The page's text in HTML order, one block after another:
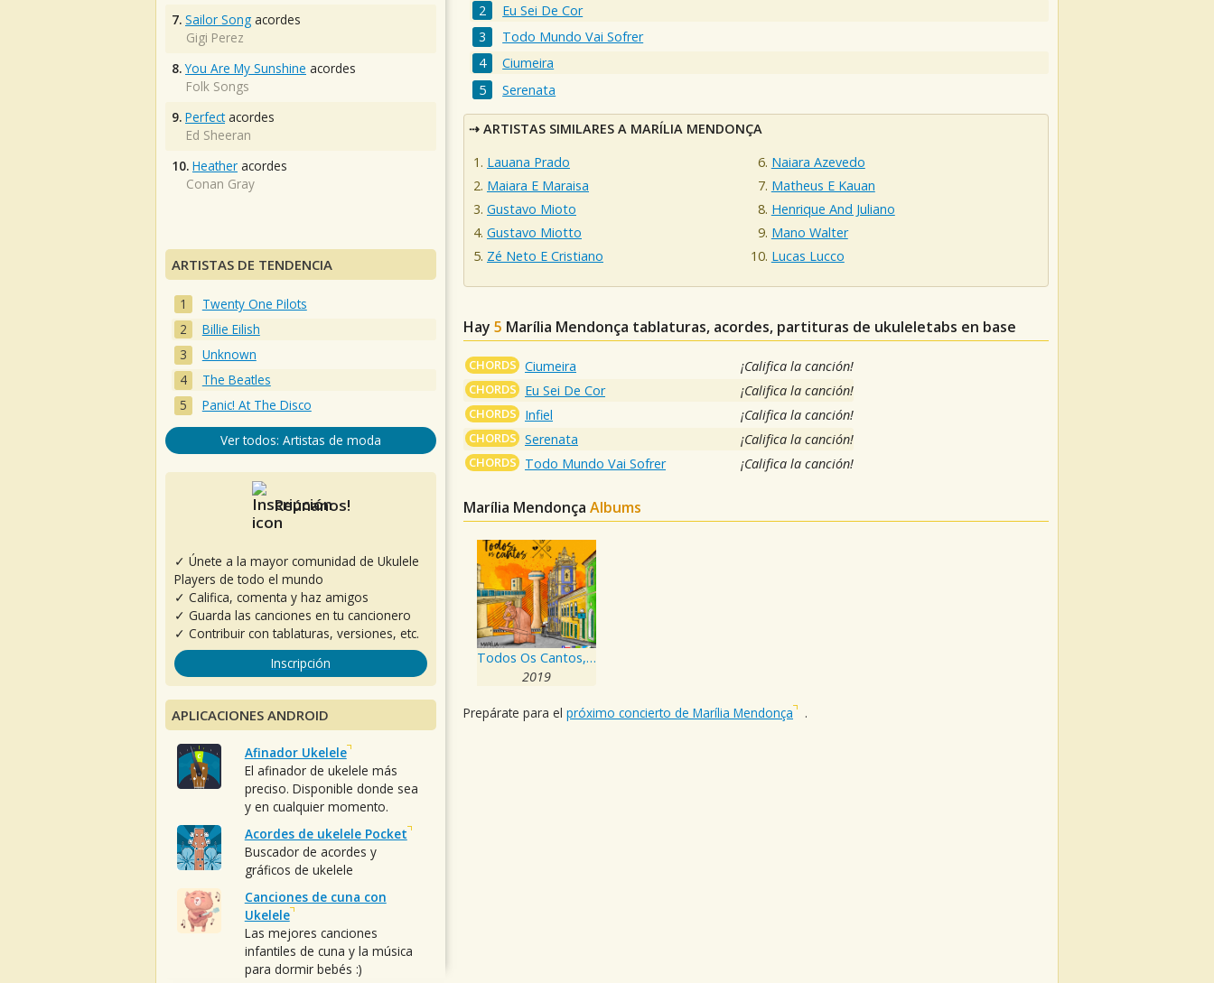
Eu Sei De Cor
Todo Mundo Vai Sofrer
Ciumeira
Serenata
ARTISTAS SIMILARES A MARÍLIA MENDONÇA
Lauana Prado
Maiara E Maraisa
Gustavo Mioto
Gustavo Miotto
Zé Neto E Cristiano
Naiara Azevedo
Matheus E Kauan
Henrique And Juliano
Mano Walter
Lucas Lucco
Hay 5 Marília Mendonça tablaturas, acordes, partituras de ukuleletabs en base
CHORDS Ciumeira ¡Califica la canción!
CHORDS Eu Sei De Cor ¡Califica la canción!
CHORDS Infiel ¡Califica la canción!
CHORDS Serenata ¡Califica la canción!
CHORDS Todo Mundo Vai Sofrer ¡Califica la canción!
Marília Mendonça Albums
Todos Os Cantos, Vol. 2
2019
Prepárate para el próximo concierto de Marília Mendonça .
7. Sailor Song acordes
Gigi Perez
8. You Are My Sunshine acordes
Folk Songs
9. Perfectacordes
Ed Sheeran
10. Heather acordes
Conan Gray
ARTISTAS DE TENDENCIA
Twenty One Pilots
Billie Eilish
Unknown
The Beatles
Panic! At The Disco
Ver todos: Artistas de moda
Reúnanos!
✓ Únete a la mayor comunidad de Ukulele
Players de todo el mundo
✓ Califica, comenta y haz amigos
✓ Guarda las canciones en tu cancionero
✓ Contribuir con tablaturas, versiones, etc.
Inscripción
APLICACIONES ANDROID
Afinador Ukelele
El afinador de ukelele más
preciso. Disponible donde sea
y en cualquier momento.
Acordes de ukelele Pocket
Buscador de acordes y
gráficos de ukelele
Canciones de cuna con
Ukelele
Las mejores canciones
infantiles de cuna y la música
para dormir bebés :)